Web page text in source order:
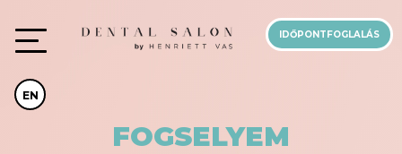
IDŐPONTFOGLALÁS
EN
FOGSELYEM